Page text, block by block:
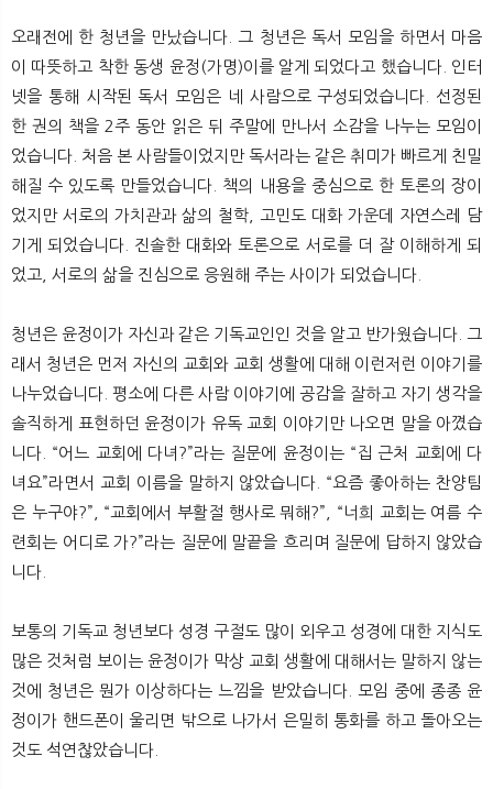
뉴 색
오래전에 한 청년을 만났습니다. 그 청년은 독서 모임을 하면서 마음
이 따뜻하고 착한 동생 윤정(가명)이를 알게 되었다고 했습니다. 인터
넷을 통해 시작된 독서 모임은 네 사람으로 구성되었습니다. 선정된
한 권의 책을 2주 동안 읽은 뒤 주말에 만나서 소감을 나누는 모임이
었습니다. 처음 본 사람들이었지만 독서라는 같은 취미가 빠르게 친밀
해질 수 있도록 만들었습니다. 책의 내용을 중심으로 한 토론의 장이
었지만 서로의 가치관과 삶의 철학, 고민도 대화 가운데 자연스레 담
기게 되었습니다. 진솔한 대화와 토론으로 서로를 더 잘 이해하게 되
었고, 서로의 삶을 진심으로 응원해 주는 사이가 되었습니다.
청년은 윤정이가 자신과 같은 기독교인인 것을 알고 반가웠습니다. 그
래서 청년은 먼저 자신의 교회와 교회 생활에 대해 이런저런 이야기를
나누었습니다. 평소에 다른 사람 이야기에 공감을 잘하고 자기 생각을
솔직하게 표현하던 윤정이가 유독 교회 이야기만 나오면 말을 아꼈습
니다. “어느 교회에 다녀?”라는 질문에 윤정이는 “집 근처 교회에 다
녀요”라면서 교회 이름을 말하지 않았습니다. “요즘 좋아하는 찬양팀
은 누구야?”, “교회에서 부활절 행사로 뭐해?”, “너희 교회는 여름 수
련회는 어디로 가?”라는 질문에 말끝을 흐리며 질문에 답하지 않았습
니다.
보통의 기독교 청년보다 성경 구절도 많이 외우고 성경에 대한 지식도
많은 것처럼 보이는 윤정이가 막상 교회 생활에 대해서는 말하지 않는
것에 청년은 뭔가 이상하다는 느낌을 받았습니다. 모임 중에 종종 윤
정이가 핸드폰이 울리면 밖으로 나가서 은밀히 통화를 하고 돌아오는
것도 석연찮았습니다.